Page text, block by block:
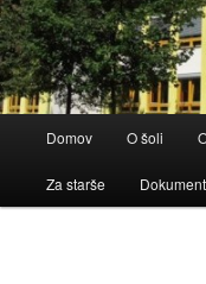
Domov O šoli
Za starše